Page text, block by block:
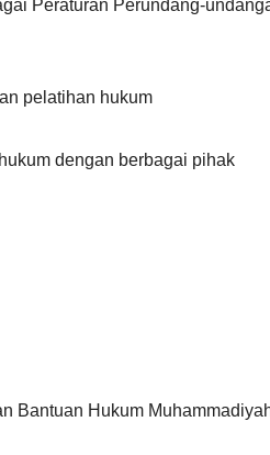
Peraturan Perundang-
pelatihan hukum
dengan berbagai pihak
Bantuan Hukum